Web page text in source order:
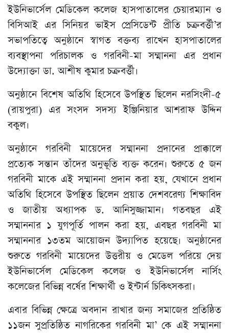
ইউনিভার্সেল মেডিকেল কলেজ হাসপাতালের চেয়ারম্যান ও
বিসিআই এর সিনিয়র ভাইস প্রেসিডেন্ট প্রীতি চক্রবর্ত্তী’র
সভাপতিত্বে অনুষ্ঠানে স্বাগত বক্তব্য রাখেন হাসপাতালের
ব্যবস্থাপনা পরিচালক ও গরবিনী-মা সম্মাননা এর প্রধান
উদ্যোক্তা ডা. আশীষ কুমার চক্রবর্ত্তী।
অনুষ্ঠানে বিশেষ অতিথি হিসেবে উপস্থিত ছিলেন নরসিংদী-৫
(রায়পুরা) এর সংসদ সদস্য ইঞ্জিনিয়ার আশরাফ উদ্দিন
বকুল।
অনুষ্ঠানে গরবিনী মায়েদের সম্মাননা প্রদানের প্রাক্কালে
প্রত্যেক সন্তান তাঁদের অনুভূতি ব্যক্ত করেন। শুরুতে ৫ জন
গরবিনী মাকে এই সম্মাননা প্রদান করা হয়, যেখানে প্রধান
অতিথি হিসেবে উপস্থিত ছিলেন প্রয়াত দেশবরেণ্য শিক্ষাবিদ
ও জাতীয় অধ্যাপক ড. আনিসুজ্জামান। গতবছর এই
সম্মাননার ১ যুগপূর্তি পালন করা হয়, এবছর গরবিনী মা
সম্মাননার ১৩তম আয়োজন উদ্যাপিত হয়েছে। অনুষ্ঠানের
শুরুতে গরবিনী মায়েদের উত্তরীয় ও মেডেল পরিয়ে দেয়
ইউনিভার্সেল মেডিকেল কলেজ ও ইউনিভার্সেল নার্সিং
কলেজের বিভিন্ন বর্ষের শিক্ষার্থী ও ইন্টার্ন চিকিৎসকরা।
এবার বিভিন্ন ক্ষেত্রে অবদান রাখার জন্য সমাজের প্রতিষ্ঠিত
১১জন সুপ্রতিষ্ঠিত নাগরিকের গরবিনী মা’ কে এই সম্মাননা